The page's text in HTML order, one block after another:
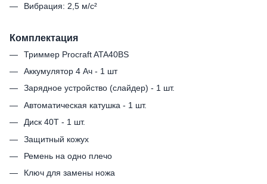
Вибрация: 2,5 м/с²
Комплектация
Триммер Procraft ATA40BS
Аккумулятор 4 Ач - 1 шт
Зарядное устройство (слайдер) - 1 шт.
Автоматическая катушка - 1 шт.
Диск 40Т - 1 шт.
Защитный кожух
Ремень на одно плечо
Ключ для замены ножа